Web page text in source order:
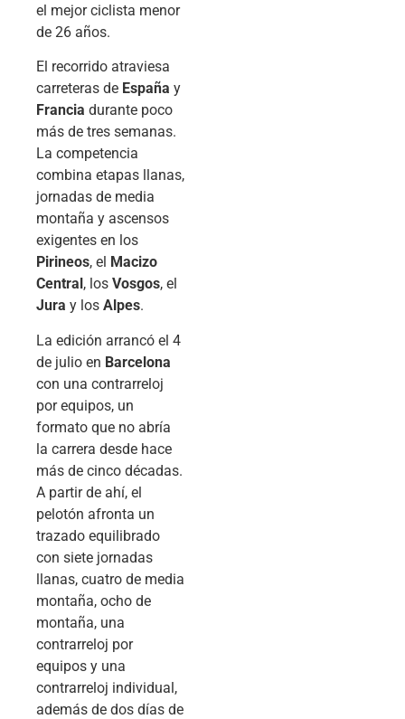
el mejor ciclista menor
de 26 años.
El recorrido atraviesa
carreteras de España y
Francia durante poco
más de tres semanas.
La competencia
combina etapas llanas,
jornadas de media
montaña y ascensos
exigentes en los
Pirineos, el Macizo
Central , los Vosgos, el
Jura y los Alpes.
La edición arrancó el 4
de julio en Barcelona
con una contrarreloj
por equipos, un
formato que no abría
la carrera desde hace
más de cinco décadas.
A partir de ahí, el
pelotón afronta un
trazado equilibrado
con siete jornadas
llanas, cuatro de media
montaña, ocho de
montaña, una
contrarreloj por
equipos y una
contrarreloj individual,
además de dos días de